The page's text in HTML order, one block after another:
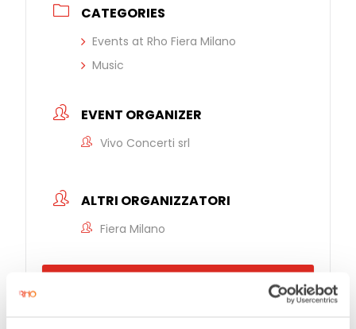
CATEGORIES
Events at Rho Fiera Milano
Music
EVENT ORGANIZER
Vivo Concerti srl
ALTRI ORGANIZZATORI
Fiera Milano